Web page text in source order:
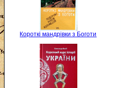
Короткі мандрівки з Боготи